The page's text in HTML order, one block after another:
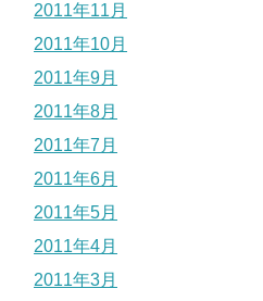
2011年11月
2011年10月
2011年9月
2011年8月
2011年7月
2011年6月
2011年5月
2011年4月
2011年3月